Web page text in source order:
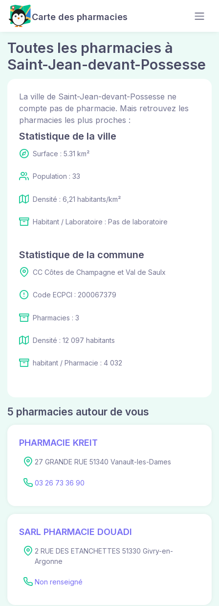
Carte des pharmacies
Toutes les pharmacies à
Saint-Jean-devant-Possesse
La ville de Saint-Jean-devant-Possesse ne
compte pas de pharmacie. Mais retrouvez les
pharmacies les plus proches :
Statistique de la ville
Surface : 5.31 km²
Population : 33
Densité : 6,21 habitants/km²
Habitant / Laboratoire : Pas de laboratoire
Statistique de la commune
CC Côtes de Champagne et Val de Saulx
Code ECPCI : 200067379
Pharmacies : 3
Densité : 12 097 habitants
habitant / Pharmacie : 4 032
5 pharmacies autour de vous
PHARMACIE KREIT
27 GRANDE RUE 51340 Vanault-les-Dames
03 26 73 36 90
SARL PHARMACIE DOUADI
2 RUE DES ETANCHETTES 51330 Givry-en-
Argonne
Non renseigné